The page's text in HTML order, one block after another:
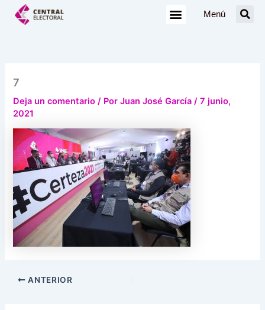
Menú
7
Deja un comentario / PorJuan José García/7 junio,
2021
ANTERIOR